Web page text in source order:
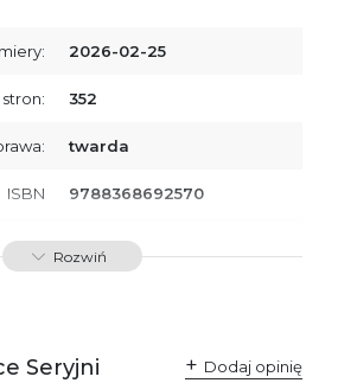
2026-02-25
352
twarda
ISBN 9788368692570
SKU: K801087
Rozwiń
Seryjni
Dodaj opinię